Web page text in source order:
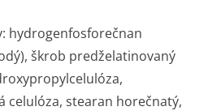
: hydrogenfosforečnan
škrob predželatinovaný
celulóza, stearan horečnatý,